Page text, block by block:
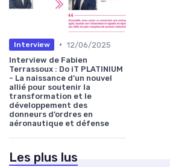
Interview • 12/06/2025
Interview de Fabien
Terrassoux : Do iT PLATINIUM
- La naissance d’un nouvel
allié pour soutenir la
transformation et le
développement des
donneurs d’ordres en
aéronautique et défense
Les plus lus